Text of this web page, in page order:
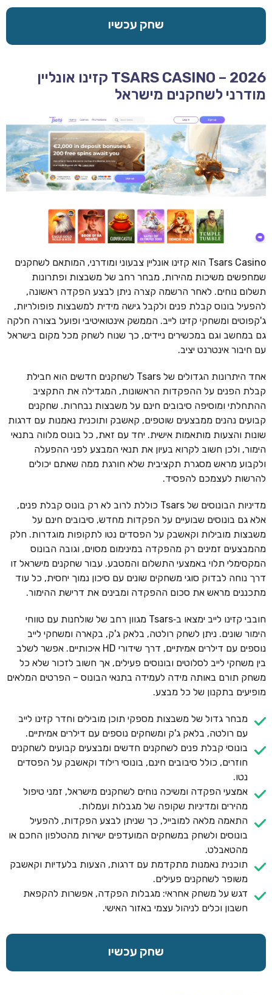
שחק עכשיו
TSARS CASINO – 2026 קזינו אונליין
מודרני לשחקנים מישראל
Tsars Casino הוא קזינו אונליין צבעוני ומודרני, המותאם לשחקנים
שמחפשים משיכות מהירות, מבחר רחב של משבצות ופתרונות
תשלום נוחים. לאחר הרשמה קצרה ניתן לבצע הפקדה ראשונה,
להפעיל בונוס קבלת פנים ולקבל גישה מידית למשבצות פופולריות,
ג'קפוטים ומשחקי קזינו לייב. הממשק אינטואיטיבי ופועל בצורה חלקה
גם במחשב וגם במכשירים ניידים, כך שנוח לשחק מכל מקום בישראל
עם חיבור אינטרנט יציב.
אחד היתרונות הגדולים של Tsars לשחקנים חדשים הוא חבילת
קבלת הפנים על ההפקדות הראשונות, המגדילה את התקציב
ההתחלתי ומוסיפה סיבובים חינם על משבצות נבחרות. שחקנים
קבועים נהנים ממבצעים שוטפים, קאשבק ותוכנית נאמנות עם דרגות
שונות והצעות מותאמות אישית. יחד עם זאת, כל בונוס מלווה בתנאי
הימור, ולכן חשוב לקרוא בעיון את תנאי המבצע לפני ההפעלה
ולקבוע מראש מסגרת תקציבית שלא חורגת ממה שאתם יכולים
להרשות לעצמכם להפסיד.
מדיניות הבונוסים של Tsars כוללת לרוב לא רק בונוס קבלת פנים,
אלא גם בונוסים שבועיים על הפקדות מחדש, סיבובים חינם על
משבצות מובילות וקאשבק על הפסדים נטו לתקופות מוגדרות. חלק
מהמבצעים זמינים רק מהפקדה במינימום מסוים, וגובה הבונוס
המקסימלי תלוי באמצעי התשלום והמטבע. עבור שחקנים מישראל זו
דרך נוחה לבדוק סוגי משחקים שונים עם סיכון נמוך יחסית, כל עוד
מתכננים מראש את סכום ההפקדה ומבינים את דרישת ההימור.
חובבי קזינו לייב ימצאו ב‑Tsars מגוון רחב של שולחנות עם טווחי
הימור שונים. ניתן לשחק רולטה, בלאק ג'ק, בקארה ומשחקי לייב
נוספים עם דילרים אמיתיים, דרך שידורי HD איכותיים. אפשר לשלב
בין משחקי לייב לסלוטים ובונוסים פעילים, אך חשוב לזכור שלא כל
משחק תורם באותה מידה לעמידה בתנאי הבונוס – הפרטים המלאים
מופיעים בתקנון של כל מבצע.
מבחר גדול של משבצות מספקי תוכן מובילים וחדר קזינו לייב
עם רולטה, בלאק ג'ק ומשחקים נוספים עם דילרים אמיתיים.
בונוסי קבלת פנים לשחקנים חדשים ומבצעים קבועים לשחקנים
חוזרים, כולל סיבובים חינם, בונוסי רילוד וקאשבק על הפסדים
נטו.
אמצעי הפקדה ומשיכה נוחים לשחקנים מישראל, זמני טיפול
מהירים ומדיניות שקופה של מגבלות ועמלות.
התאמה מלאה למובייל, כך שניתן לבצע הפקדות, להפעיל
בונוסים ולשחק במשחקים המועדפים ישירות מהטלפון החכם או
מהטאבלט.
תוכנית נאמנות מתקדמת עם דרגות, הצעות בלעדיות וקאשבק
משופר לשחקנים פעילים.
דגש על משחק אחראי: מגבלות הפקדה, אפשרות להקפאת
חשבון וכלים לניהול עצמי באזור האישי.
שחק עכשיו